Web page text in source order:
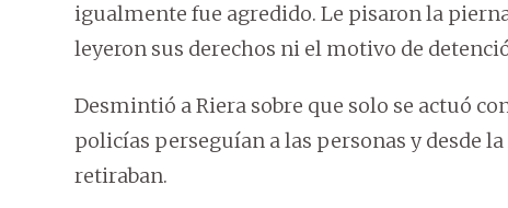
igualmente fue agredido. Le pisaron la
leyeron sus derechos ni el motivo de
Desmintió a Riera sobre que solo se actuó
policías perseguían a las personas y desde
retiraban.